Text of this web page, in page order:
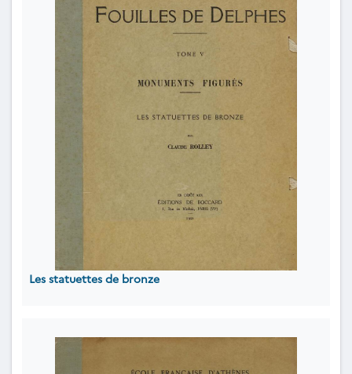
Les statuettes de bronze